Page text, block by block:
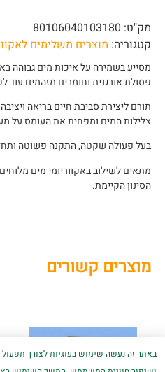
מק"ט: 80106040103180
קטגוריה: מוצרים משלימים
מסייע בשמירה על איכות מים גבוהה
פסולת אורגנית וחומרים מזהמים עוד
תורם ליצירת סביבת חיים בריאה
צלילות המים ומפחית את העומס על
בעל פעולה שקטה, התקנה פשוטה
הסינון הקיימת.
מוצרים קשורים
באתר זה נעשה שימוש בעוגיות לצורך תפעול